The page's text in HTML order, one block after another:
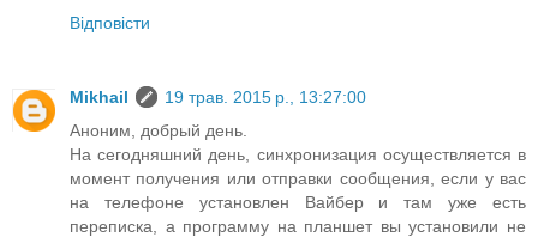
Відповісти
Mikhail
19 трав. 2015 р., 13:27:00
Аноним, добрый день.
На сегодняшний день, синхронизация осуществляется в
момент получения или отправки сообщения, если у вас
на телефоне установлен Вайбер и там уже есть
переписка, а программу на планшет вы установили не